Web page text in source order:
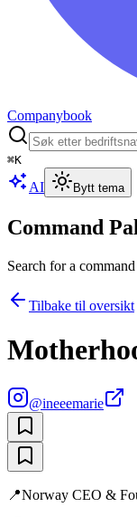
Companybook
⌘K
AI Bytt tema
Command
Search for a
Tilbake til oversikt
@ineeemarie
📍Norway CEO &